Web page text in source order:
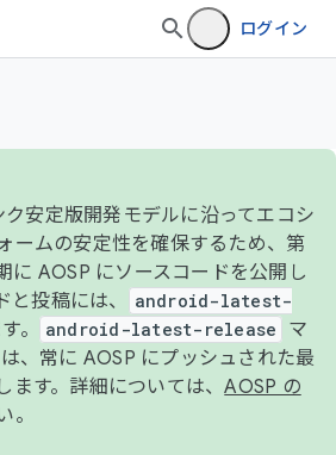
ログイン
安定版開発モデルに沿ってエコシ
ームの安定性を確保するため、第
に AOSP にソースコードを公開し
と投稿には、
android-latest-
。 android-latest-release
マ
、常に AOSP にプッシュされた最
ます。詳細については、AOSP の
。